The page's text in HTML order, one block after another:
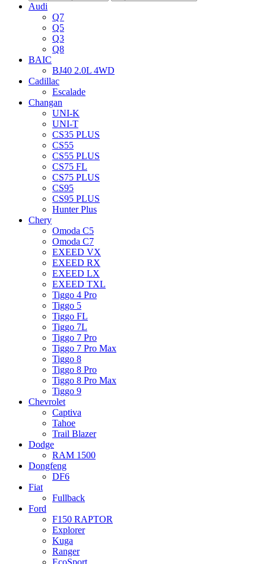
Audi
Q7
Q5
Q3
Q8
BAIC
BJ40 2.0L 4WD
Cadillac
Escalade
Changan
UNI-K
UNI-T
CS35 PLUS
CS55
CS55 PLUS
CS75 FL
CS75 PLUS
CS95
CS95 PLUS
Hunter Plus
Chery
Omoda C5
Omoda C7
EXEED VX
EXEED RX
EXEED LX
EXEED TXL
Tiggo 4 Pro
Tiggo 5
Tiggo FL
Tiggo 7L
Tiggo 7 Pro
Tiggo 7 Pro Max
Tiggo 8
Tiggo 8 Pro
Tiggo 8 Pro Max
Tiggo 9
Chevrolet
Captiva
Tahoe
Trail Blazer
Dodge
RAM 1500
Dongfeng
DF6
Fiat
Fullback
Ford
F150 RAPTOR
Explorer
Kuga
Ranger
EcoSport